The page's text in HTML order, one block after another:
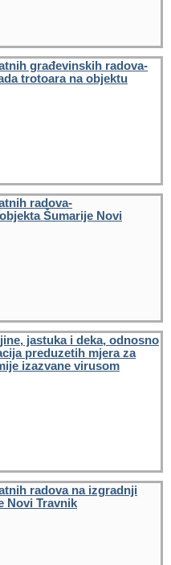
građevinskih radova-
trotoara na objektu
radova-
Šumarije Novi
jastuka i deka, odnosno
preduzetih mjera za
izazvane virusom
radova na izgradnji
Novi Travnik